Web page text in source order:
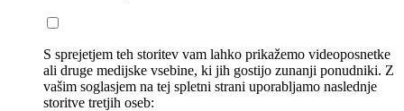
S sprejetjem teh storitev vam lahko prikažemo videoposnetke
ali druge medijske vsebine, ki jih gostijo zunanji ponudniki. Z
vašim soglasjem na tej spletni strani uporabljamo naslednje
storitve tretjih oseb: